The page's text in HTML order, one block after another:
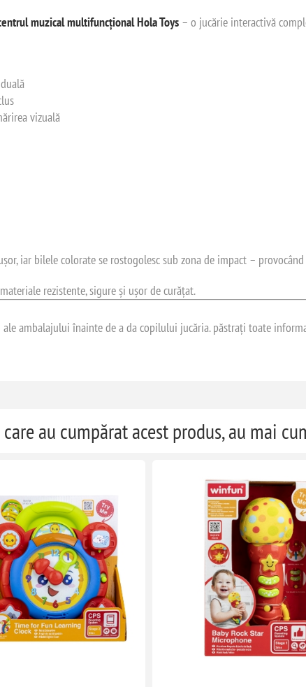
muzical multifuncțional Hola Toys– o jucărie interactivă
vizuală
iar bilele colorate se rostogolesc sub zona de impact –
rezistente, sigure și ușor de curățat.
ambalajului înainte de a da copilului jucăria. păstrați toate
au cumpărat acest produs, au mai